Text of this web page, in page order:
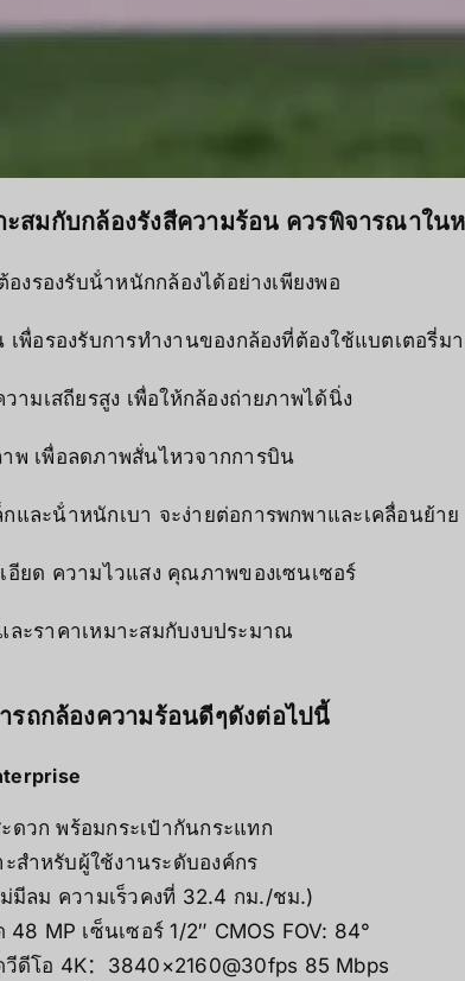
ะสมกับกล้องรังสีความร้อน ควรพิจารณาใน
งรองรับน้ําหนักกล้องได้อย่างเพียงพอ
พื่อรองรับการทํางานของกล้องที่ต้องใช้แบตเตอรี่ม
ามเสถียรสูง เพื่อให้กล้องถ่ายภาพได้นิ่ง
พ เพื่อลดภาพสั่นไหวจากการบิน
ละน้ําหนักเบา จะง่ายต่อการพกพาและเคลื่อนย้าย
ยด ความไวแสง คุณภาพของเซนเซอร์
ะราคาเหมาะสมกับงบประมาณ
ถกล้องความร้อนดีๆดังต่อไปนี้
วก พร้อมกระเป๋ากันกระแทก
สำหรับผู้ใช้งานระดับองค์กร
มีลม ความเร็วคงที่ 32.4 กม./ชม.)
MP เซ็นเซอร์ 1/2″ CMOS FOV: 84°
วีดีโอ 4K：3840×2160@30fps 85 Mbps